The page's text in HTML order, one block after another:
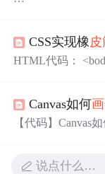
展了早期GDI的功
图形变换的支持
*/
package
import
import
import java.awt.Font;
CSS实现橡
HTML代码： <body> <div class="container"> <h1
Canvas如何画
【代码】Canvas
说点什么…